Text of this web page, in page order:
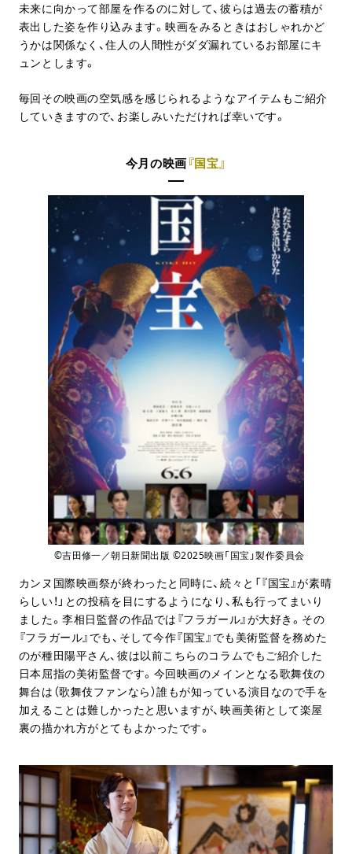
未来に向かって部屋を作るのに対して、彼らは過去の蓄積が
表出した姿を作り込みます。映画をみるときはおしゃれかど
うかは関係なく、住人の人間性がダダ漏れているお部屋にキ
ュンとします。
毎回その映画の空気感を感じられるようなアイテムもご紹介
していきますので、お楽しみいただければ幸いです。
今月の映画 『国宝』
©吉田修一／朝日新聞出版 ©2025映画「国宝」製作委員会
カンヌ国際映画祭が終わったと同時に、続々と「『国宝』が素晴
らしい！」との投稿を目にするようになり、私も行ってまいり
ました。李相日監督の作品では『フラガール』が大好き。その
『フラガール』でも、そして今作『国宝』でも美術監督を務めた
のが種田陽平さん、彼は以前こちらのコラムでもご紹介した
日本屈指の美術監督です。今回映画のメインとなる歌舞伎の
舞台は（歌舞伎ファンなら）誰もが知っている演目なので手を
加えることは難しかったと思いますが、映画美術として楽屋
裏の描かれ方がとてもよかったです。